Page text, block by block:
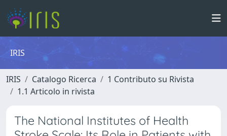
IRIS
IRIS Catalogo Ricerca
1 Contributo su Rivista
1.1 Articolo in rivista
The National Institutes of Health